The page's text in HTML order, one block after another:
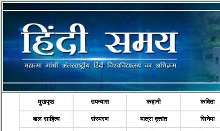
मुखपृष्ठ उपन्यास कहानी कविता
बाल साहित्य संस्मरण यात्रा वृत्तांत सिनेमा